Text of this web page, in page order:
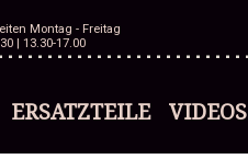
Montag - Freitag
| 13.30-17.00
ERSATZTEILE VIDEOS